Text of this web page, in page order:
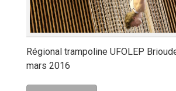
Régional trampoline UFOLEP
mars 2016